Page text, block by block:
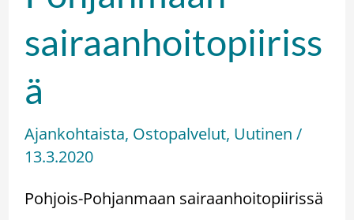
sairaanhoitopiiriss
ä
Ajankohtaista, Ostopalvelut, Uutinen /
13.3.2020
Pohjois-Pohjanmaan sairaanhoitopiirissä